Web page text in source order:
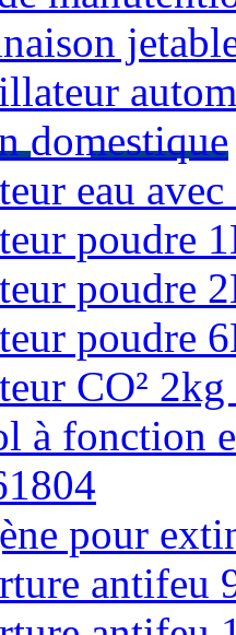
domestique
eau
poudre
poudre
poudre
CO²
à fonction
pour
antifeu